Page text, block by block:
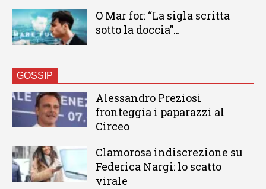
O Mar for: “La sigla scritta
sotto la doccia”…
GOSSIP
Alessandro Preziosi
fronteggia i paparazzi al
Circeo
Clamorosa indiscrezione su
Federica Nargi: lo scatto
virale